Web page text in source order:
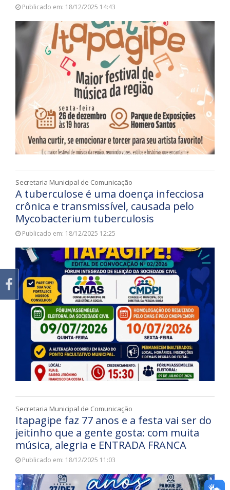
Publicado em: 18/12/2025 14:43
Secretaria Municipal de Comunicação
A tuberculose é uma doença infecciosa
crônica e transmissível, causada pelo
Mycobacterium tuberculosis
Publicado em: 18/12/2025 12:25
Secretaria Municipal de Comunicação
Itapagipe faz 77 anos e a festa vai ser do
jeitinho que a gente gosta: com muita
música, alegria e ENTRADA FRANCA
Publicado em: 18/12/2025 11:03